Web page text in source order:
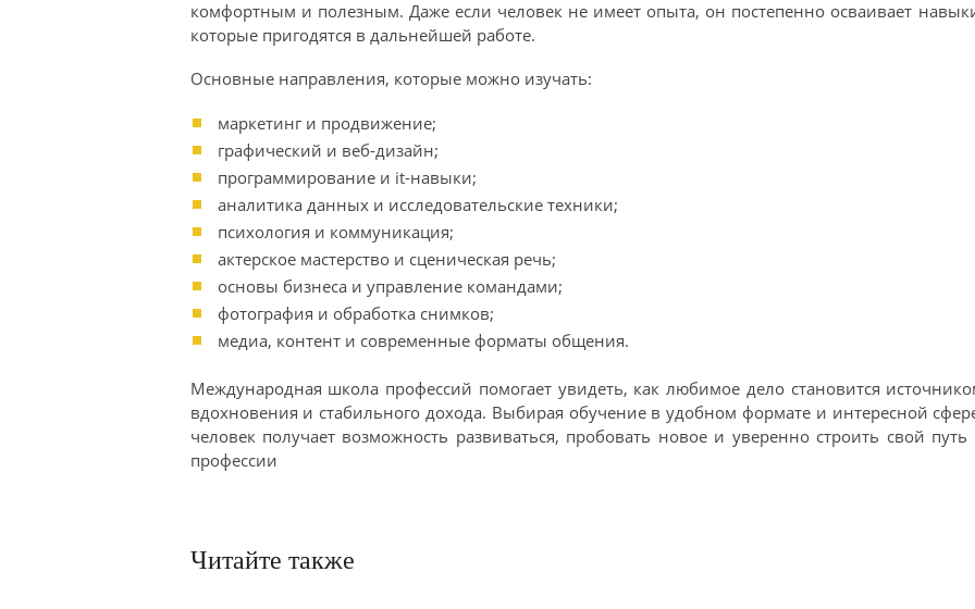
комфортным и полезным. Даже если человек не имеет опыта, он постепенно осваивает
которые пригодятся в дальнейшей работе.
Основные направления, которые можно изучать:
маркетинг и продвижение;
графический и веб-дизайн;
программирование и it-навыки;
аналитика данных и исследовательские техники;
психология и коммуникация;
актерское мастерство и сценическая речь;
основы бизнеса и управление командами;
фотография и обработка снимков;
медиа, контент и современные форматы общения.
Международная школа профессий помогает увидеть, как любимое дело становится
вдохновения и стабильного дохода. Выбирая обучение в удобном формате и интересной
человек получает возможность развиваться, пробовать новое и уверенно строить свой путь
профессии
Читайте также